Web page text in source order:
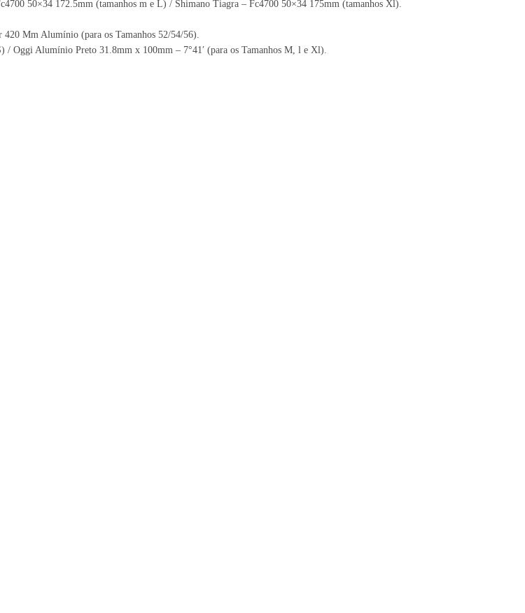
50×34 172.5mm (tamanhos m e L) / Shimano Tiagra – Fc4700 50×34 175mm (tamanhos Xl).
Mm Alumínio (para os Tamanhos 52/54/56).
/ Oggi Alumínio Preto 31.8mm x 100mm – 7°41′ (para os Tamanhos M, l e Xl).